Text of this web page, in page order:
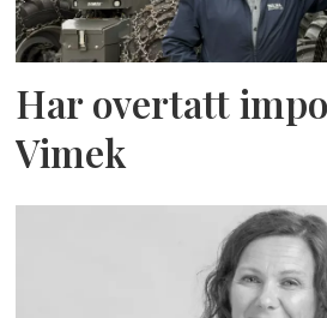
Har overtatt
Vimek